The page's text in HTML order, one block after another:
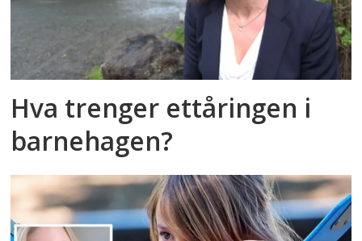
Hva trenger ettåringen i
barnehagen?